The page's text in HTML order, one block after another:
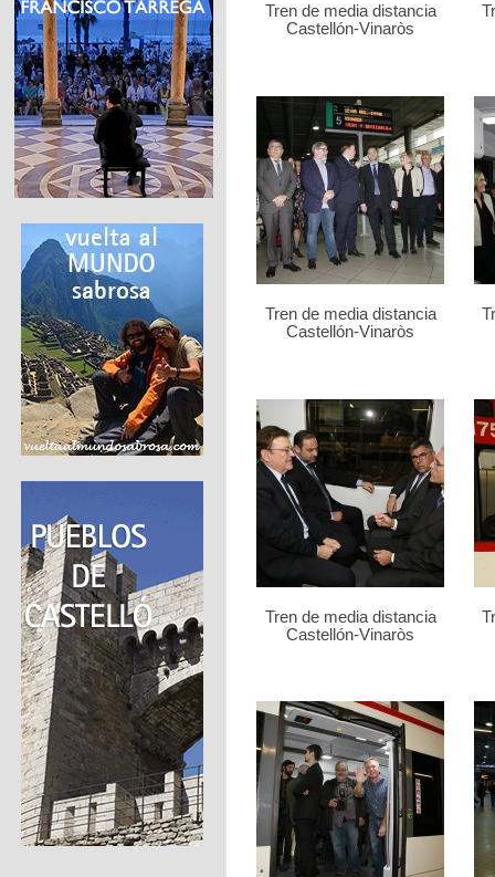
Tren de media distancia
Castellón-Vinaròs
Tren de media distancia
Castellón-Vinaròs
Tren de media distancia
Castellón-Vinaròs